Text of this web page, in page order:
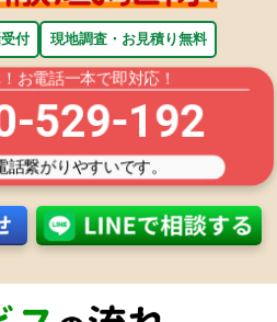
付 現地調査・お見積り無料
お電話一本で即対応！
529-192
話繋がりやすいです。